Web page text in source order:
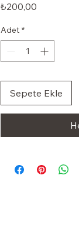
₺200,00
Adet *
Sepete Ekle